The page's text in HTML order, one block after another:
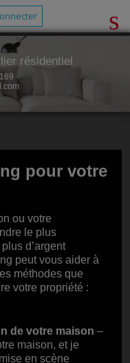
résidentiel
pour votre
ou votre
le plus
d’argent
peut vous aider à
méthodes que
votre propriété :
de votre maison –
maison, et je
en scène